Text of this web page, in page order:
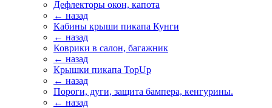
Дефлекторы окон, капота
← назад
Кабины крыши пикапа Кунги
← назад
Коврики в салон, багажник
← назад
Крышки пикапа TopUp
← назад
Пороги, дуги, защита бампера, кенгурины.
← назад